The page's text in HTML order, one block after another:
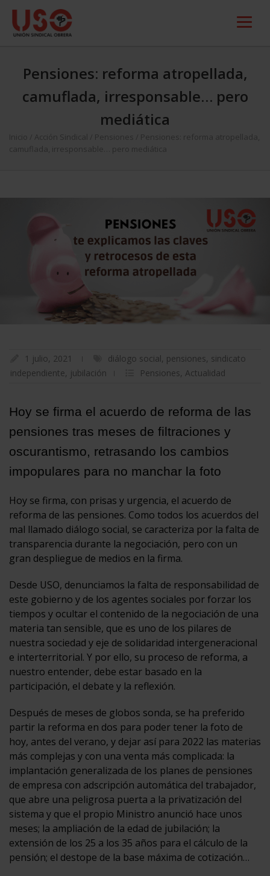
Pensiones: reforma atropellada,
camuflada, irresponsable… pero
mediática
Inicio Acción Sindical Pensiones
Pensiones: reforma atropellada,
camuflada, irresponsable… pero mediática
1 julio, 2021 diálogo social, pensiones, sindicato
independiente, jubilación Pensiones, Actualidad
Hoy se firma el acuerdo de reforma de las
pensiones tras meses de filtraciones y
oscurantismo, retrasando los cambios
impopulares para no manchar la foto
Hoy se firma, con prisas y urgencia, el acuerdo de
reforma de las pensiones. Como todos los acuerdos del
mal llamado diálogo social, se caracteriza por la falta de
transparencia durante la negociación, pero con un
gran despliegue de medios en la firma.
Desde USO, denunciamos la falta de responsabilidad de
este gobierno y de los agentes sociales por forzar los
tiempos y ocultar el contenido de la negociación de una
materia tan sensible, que es uno de los pilares de
nuestra sociedad y eje de solidaridad intergeneracional
e interterritorial. Y por ello, su proceso de reforma, a
nuestro entender, debe estar basado en la
participación, el debate y la reflexión.
Después de meses de globos sonda, se ha preferido
partir la reforma en dos para poder tener la foto de
hoy, antes del verano, y dejar así para 2022 las materias
más complejas y con una venta más complicada: la
implantación generalizada de los planes de pensiones
de empresa con adscripción automática del trabajador,
que abre una peligrosa puerta a la privatización del
sistema y que el propio Ministro anunció hace unos
meses; la ampliación de la edad de jubilación; la
extensión de los 25 a los 35 años para el cálculo de la
pensión; el destope de la base máxima de cotización…